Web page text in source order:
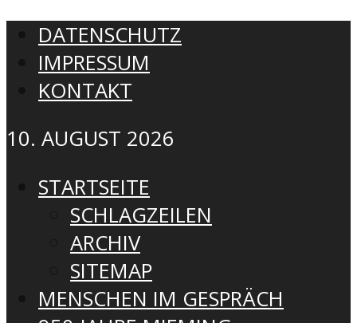
DATENSCHUTZ
IMPRESSUM
KONTAKT
10. AUGUST 2026
STARTSEITE
SCHLAGZEILEN
ARCHIV
SITEMAP
MENSCHEN IM GESPRÄCH